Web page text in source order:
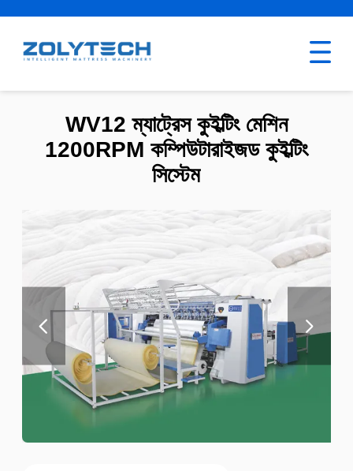
WV12 ম্যাট্রেস কুইল্টিং মেশিন
1200RPM কম্পিউটারাইজড কুইল্টিং
সিস্টেম